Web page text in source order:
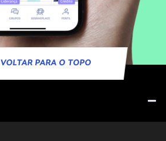
VOLTAR PARA O TOPO